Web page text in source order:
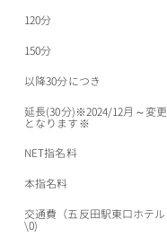
120分
150分
以降30分につき
延長(30分)※2024/12月～変更
となります※
NET指名料
本指名料
交通費（五反田駅東口ホテル
\0)